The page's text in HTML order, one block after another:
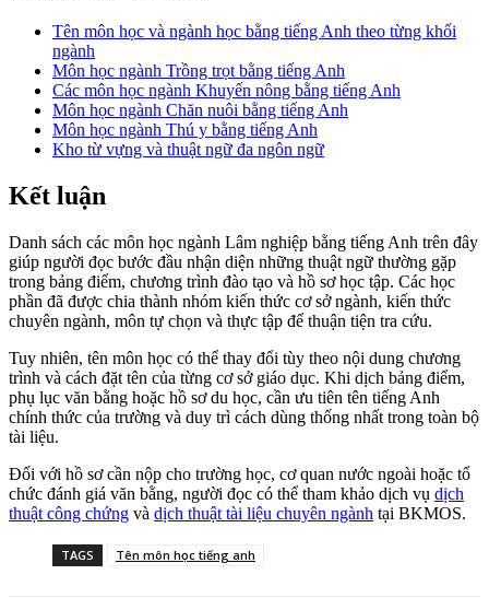
Tên môn học và ngành học bằng tiếng Anh theo từng khối
ngành
Môn học ngành Trồng trọt bằng tiếng Anh
Các môn học ngành Khuyến nông bằng tiếng Anh
Môn học ngành Chăn nuôi bằng tiếng Anh
Môn học ngành Thú y bằng tiếng Anh
Kho từ vựng và thuật ngữ đa ngôn ngữ
Kết luận
Danh sách các môn học ngành Lâm nghiệp bằng tiếng Anh trên đây
giúp người đọc bước đầu nhận diện những thuật ngữ thường gặp
trong bảng điểm, chương trình đào tạo và hồ sơ học tập. Các học
phần đã được chia thành nhóm kiến thức cơ sở ngành, kiến thức
chuyên ngành, môn tự chọn và thực tập để thuận tiện tra cứu.
Tuy nhiên, tên môn học có thể thay đổi tùy theo nội dung chương
trình và cách đặt tên của từng cơ sở giáo dục. Khi dịch bảng điểm,
phụ lục văn bằng hoặc hồ sơ du học, cần ưu tiên tên tiếng Anh
chính thức của trường và duy trì cách dùng thống nhất trong toàn bộ
tài liệu.
Đối với hồ sơ cần nộp cho trường học, cơ quan nước ngoài hoặc tổ
chức đánh giá văn bằng, người đọc có thể tham khảo dịch vụ dịch
thuật công chứng và dịch thuật tài liệu chuyên ngành tại BKMOS.
TAGS Tên môn học tiếng anh